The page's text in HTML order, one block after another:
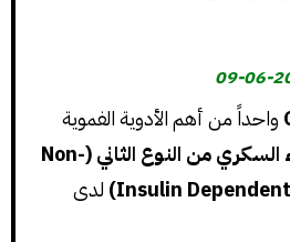
واحداً من أهم الأدوية الفموية
داء السكري من النوع الثاني (Non-
Insulin لدى